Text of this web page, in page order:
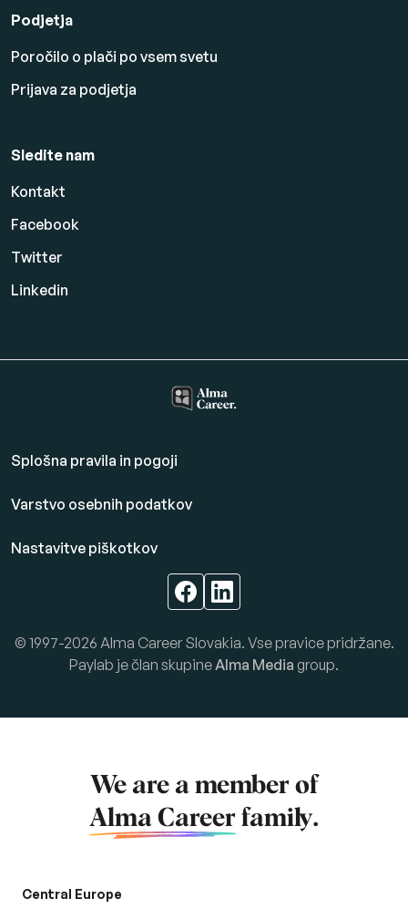
Podjetja
Poročilo o plači po vsem svetu
Prijava za podjetja
Sledite nam
Kontakt
Facebook
Twitter
Linkedin
Splošna pravila in pogoji
Varstvo osebnih podatkov
Nastavitve piškotkov
© 1997-2026 Alma Career Slovakia. Vse pravice pridržane.
Paylab je član skupine Alma Media group.
We are a member of
Alma Career family.
Central Europe